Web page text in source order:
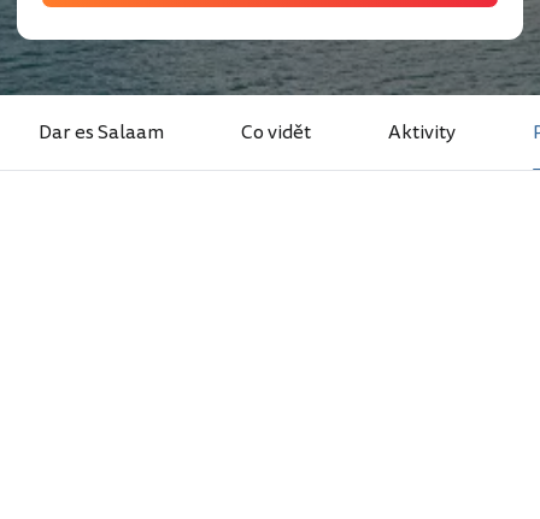
Dar es Salaam Co vidět Aktivity